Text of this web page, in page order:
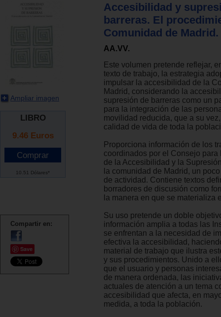
Ampliar imagen
LIBRO
9.46 Euros
10.51 Dólares*
Compartir en:
Save
Accesibilidad y
barreras. El
Comunidad de Madrid.
AA.VV.
Este volumen pretende reflejar,
texto de trabajo, la estrategia
impulsar la accesibilidad de la
Madrid, considerando la
supresión de barreras como un
para la integración de las
movilidad reducida, que a su
calidad de vida de toda la
Proporciona información de los
coordinados por el Consejo para
de la Accesibilidad y la
la comunidad de Madrid, un
de actividad. Contiene textos
borradores de discusión como
la manera en que se materializa
Su uso pretende un doble
información amplia a todas las
se enfrentan a la necesidad de
efectiva la accesibilidad,
material de trabajo que ilustra
y sus procedimientos. Unido a
que el usuario y personas
de manera ordenada, las
actuales de atención a un tema
accesibilidad que afecta, en
medida, a toda la población.